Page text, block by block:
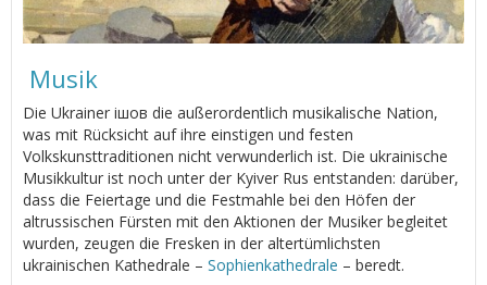
Musik
Die Ukrainer ішов die außerordentlich musikalische Nation,
was mit Rücksicht auf ihre einstigen und festen
Volkskunsttraditionen nicht verwunderlich ist. Die ukrainische
Musikkultur ist noch unter der Kyiver Rus entstanden: darüber,
dass die Feiertage und die Festmahle bei den Höfen der
altrussischen Fürsten mit den Aktionen der Musiker begleitet
wurden, zeugen die Fresken in der altertümlichsten
ukrainischen Kathedrale – Sophienkathedrale – beredt.